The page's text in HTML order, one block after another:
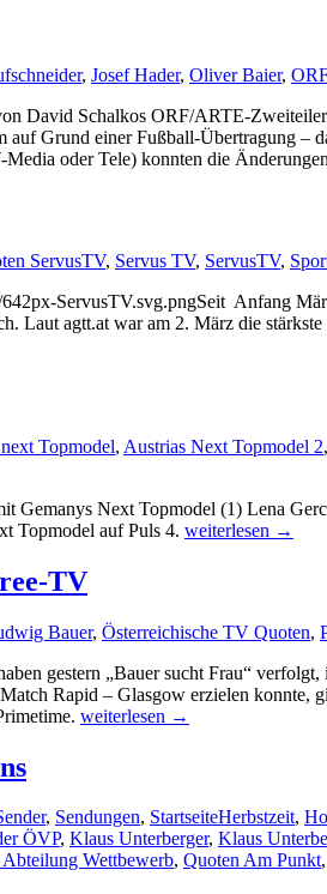
Servus
, Josef Hader, Oliver Baier, ORF
David Schalkos ORF/ARTE-
Grund einer Fußball-Übertragung
oder Tele) konnten die
ServusTV, Servus TV, ServusTV,
Seit Anfang
agtt.at war am 2. März die
Topmodel, Austrias Next Topmodel 2,
Gemanys Next Topmodel (1) Lena
Topmodel auf Puls 4. Austrias
weiterlesen →
TV
Bauer, Österreichische TV Quoten,
gestern „Bauer sucht Frau“
Rapid – Glasgow erzielen konnte,
Neuer
TV
weiterlesen →
, Sendungen, StartseiteHerbstzeit,
ÖVP, Klaus Unterberger, Klaus
Wettbewerb, Quoten Am Punkt,